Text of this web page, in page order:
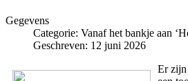
Gegevens
Categorie: Vanaf het bankje aan
Geschreven: 12 juni 2026
Er zijn